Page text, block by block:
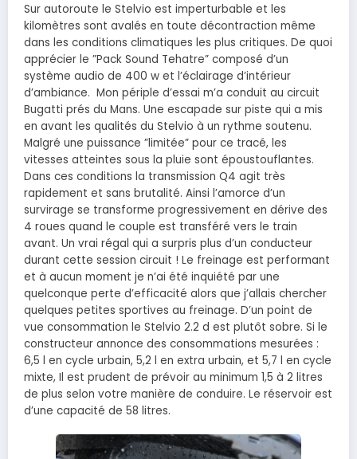
Sur autoroute le Stelvio est imperturbable et les
kilomètres sont avalés en toute décontraction même
dans les conditions climatiques les plus critiques. De quoi
apprécier le ”Pack Sound Tehatre” composé d’un
système audio de 400 w et l’éclairage d’intérieur
d’ambiance. Mon périple d’essai m’a conduit au circuit
Bugatti prés du Mans. Une escapade sur piste qui a mis
en avant les qualités du Stelvio à un rythme soutenu.
Malgré une puissance ”limitée” pour ce tracé, les
vitesses atteintes sous la pluie sont époustouflantes.
Dans ces conditions la transmission Q4 agit très
rapidement et sans brutalité. Ainsi l’amorce d’un
survirage se transforme progressivement en dérive des
4 roues quand le couple est transféré vers le train
avant. Un vrai régal qui a surpris plus d’un conducteur
durant cette session circuit ! Le freinage est performant
et à aucun moment je n’ai été inquiété par une
quelconque perte d’efficacité alors que j’allais chercher
quelques petites sportives au freinage. D’un point de
vue consommation le Stelvio 2.2 d est plutôt sobre. Si le
constructeur annonce des consommations mesurées :
6,5 l en cycle urbain, 5,2 l en extra urbain, et 5,7 l en cycle
mixte, Il est prudent de prévoir au minimum 1,5 à 2 litres
de plus selon votre manière de conduire. Le réservoir est
d’une capacité de 58 litres.